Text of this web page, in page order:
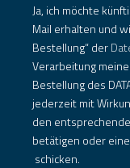
Ja, ich möchte
Mail erhalten und
Bestellung“ der
Verarbeitung
Bestellung des
jederzeit mit
den
betätigen oder
schicken.